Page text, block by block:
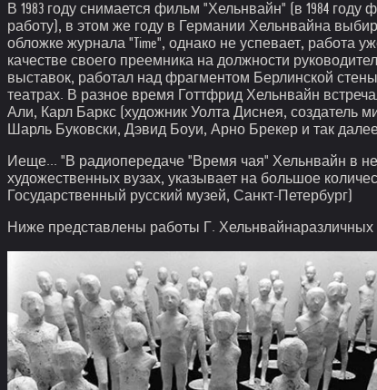
В 1983 году снимается фильм "Хельнвайн" (в 1984
работу), в этом же году в Германии Хельнвайна
обложке журнала "Time", однако не успевает, работа
качестве своего преемника на должности
выставок, работал над фрагментом Берлинской
театрах. В разное время Готтфрид Хельнвайн
Али, Карл Баркс (художник Уолта Диснея,
Шарль Буковски, Дэвид Боуи, Арно Брекер и так
Иеще... "В радиопередаче "Время чая" Хельнвайн в
художественных вузах, указывает на большое
Государственный русский музей, Санкт-Петербург)
Ниже представлены работы Г. Хельнвайна